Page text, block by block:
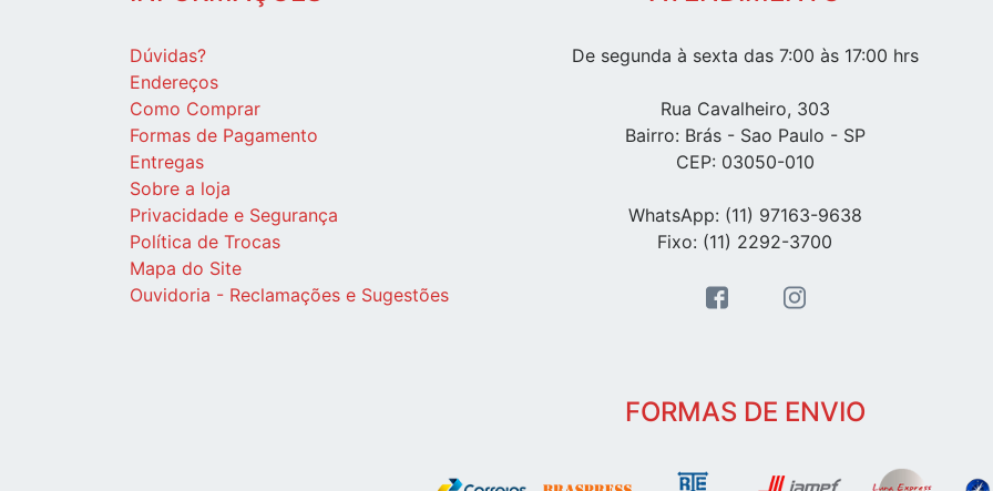
Dúvidas?
Endereços
Como Comprar
Formas de Pagamento
Entregas
Sobre a loja
Privacidade e Segurança
Política de Trocas
Mapa do Site
Ouvidoria - Reclamações e Sugestões
De segunda à sexta das 7:00 às 17:00 hrs
Rua Cavalheiro, 303
Bairro: Brás - Sao Paulo - SP
CEP: 03050-010
WhatsApp: (11) 97163-9638
Fixo: (11) 2292-3700
FORMAS DE ENVIO